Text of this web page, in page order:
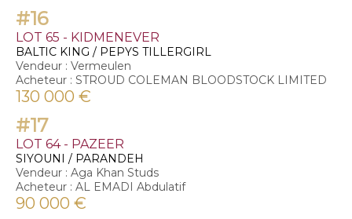
#16
LOT 65 - KIDMENEVER
BALTIC KING / PEPYS TILLERGIRL
Vendeur : Vermeulen
Acheteur : STROUD COLEMAN BLOODSTOCK LIMITED
130 000 €
#17
LOT 64 - PAZEER
SIYOUNI / PARANDEH
Vendeur : Aga Khan Studs
Acheteur : AL EMADI Abdulatif
90 000 €